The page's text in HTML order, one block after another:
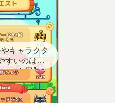
キャラクタ
すいのはど
スト用】